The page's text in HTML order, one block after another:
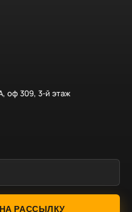
оф 309, 3-й этаж
РАССЫЛКУ